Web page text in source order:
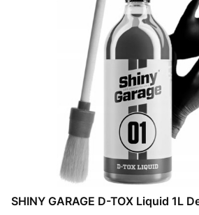
SHINY GARAGE D-TOX Liquid 1L